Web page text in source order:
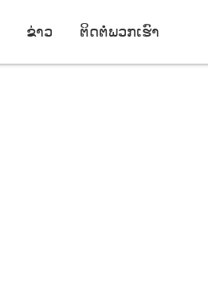
ຂ່າວ ຕິດຕໍ່ພວກເຮົາ